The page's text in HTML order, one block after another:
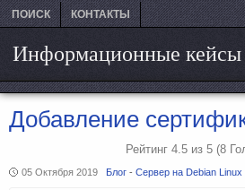
ПОИСК КОНТАКТЫ
Информационные кейсы
Добавление
Рейтинг 4.5 из 5 (8
05 Октября 2019 Блог - Сервер на Debian Linux